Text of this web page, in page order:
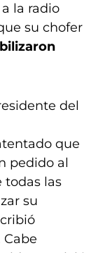
la radio
su chofer
del
que
pedido al
todas las
su
Cabe